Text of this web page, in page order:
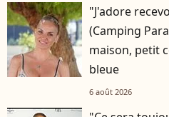
"J'adore
(Camping
maison, petit
bleue
6 août 2026